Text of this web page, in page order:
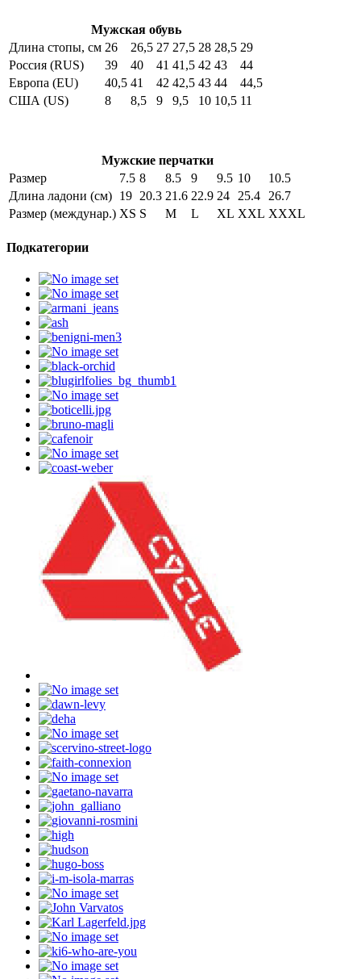
Мужская обувь
Длина стопы, см 26 26,5 27 27,5 28 28,5 29
Россия (RUS)
39 40 41 41,5 42 43
44
Европа (EU)
40,5 41 42 42,5 43 44
44,5
США (US)
8 8,5 9 9,5 10 10,5 11
Мужские перчатки
Размер
7.5 8 8.5 9 9.5 10
10.5
Длина ладони (см) 19 20.3 21.6 22.9 24 25.4
26.7
Размер (междунар.) XS S M L XL XXL XXXL
Подкатегории